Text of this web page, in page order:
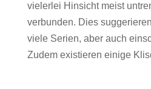
vielerlei Hinsicht meist
verbunden. Dies
viele Serien, aber auch
Zudem existieren einige